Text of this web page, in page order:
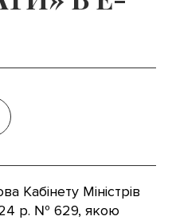
Кабінету Міністрів
р. № 629, якою